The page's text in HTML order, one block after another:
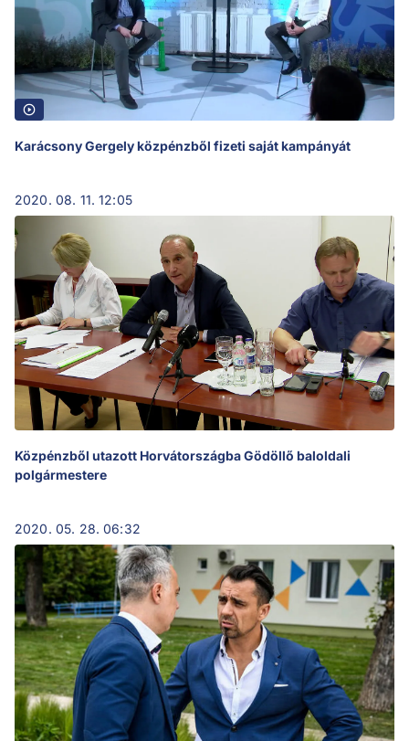
Karácsony Gergely közpénzből fizeti saját kampányát
2020. 08. 11. 12:05
Közpénzből utazott Horvátországba Gödöllő baloldali
polgármestere
2020. 05. 28. 06:32